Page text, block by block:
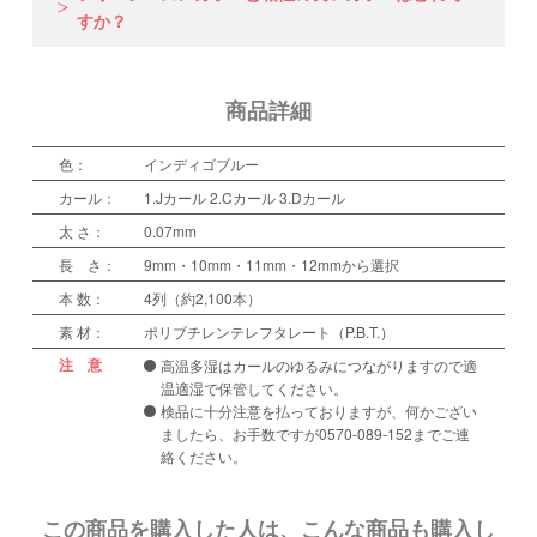
すか？
商品詳細
色：
インディゴブルー
カール：
1.Jカール 2.Cカール 3.Dカール
太 さ：
0.07mm
長 さ：
9mm・10mm・11mm・12mmから選択
本 数：
4列（約2,100本）
素 材：
ポリブチレンテレフタレート（P.B.T.）
注 意
高温多湿はカールのゆるみにつながりますので適
温適湿で保管してください。
検品に十分注意を払っておりますが、何かござい
ましたら、お手数ですが0570-089-152までご連
絡ください。
この商品を購入した人は、こんな商品も購入し